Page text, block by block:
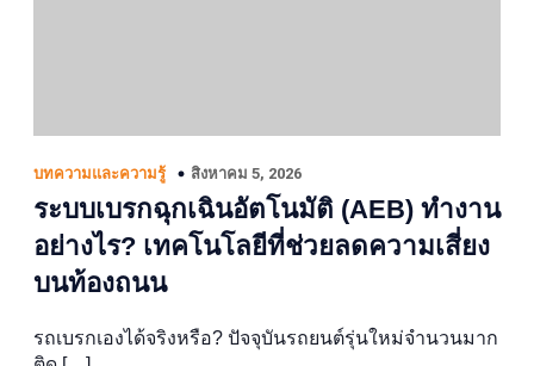
บทความและความรู้ สิงหาคม 5, 2026
ระบบเบรกฉุกเฉินอัตโนมัติ (AEB) ทำงาน
อย่างไร? เทคโนโลยีที่ช่วยลดความเสี่ยง
บนท้องถนน
รถเบรกเองได้จริงหรือ? ปัจจุบันรถยนต์รุ่นใหม่จำนวนมาก